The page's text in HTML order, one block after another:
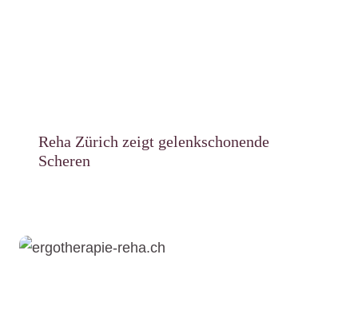
Reha Zürich zeigt gelenkschonende
Scheren